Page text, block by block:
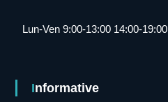
Lun-Ven 9:00-13:00 14:00-19:00
Informative